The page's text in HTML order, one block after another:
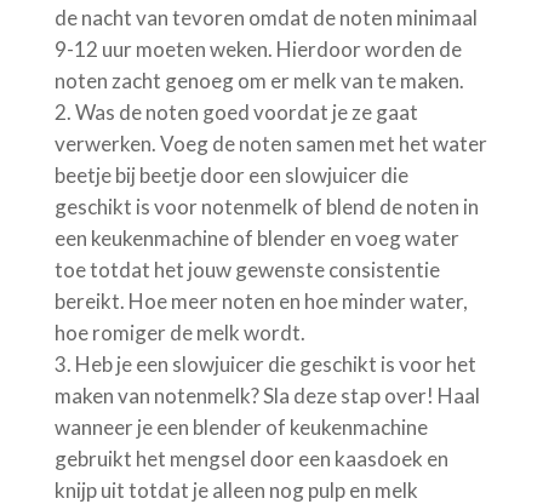
de nacht van tevoren omdat de noten minimaal
9-12 uur moeten weken. Hierdoor worden de
noten zacht genoeg om er melk van te maken.
Was de noten goed voordat je ze gaat
verwerken. Voeg de noten samen met het water
beetje bij beetje door een slowjuicer die
geschikt is voor notenmelk of blend de noten in
een keukenmachine of blender en voeg water
toe totdat het jouw gewenste consistentie
bereikt. Hoe meer noten en hoe minder water,
hoe romiger de melk wordt.
Heb je een slowjuicer die geschikt is voor het
maken van notenmelk? Sla deze stap over! Haal
wanneer je een blender of keukenmachine
gebruikt het mengsel door een kaasdoek en
knijp uit totdat je alleen nog pulp en melk